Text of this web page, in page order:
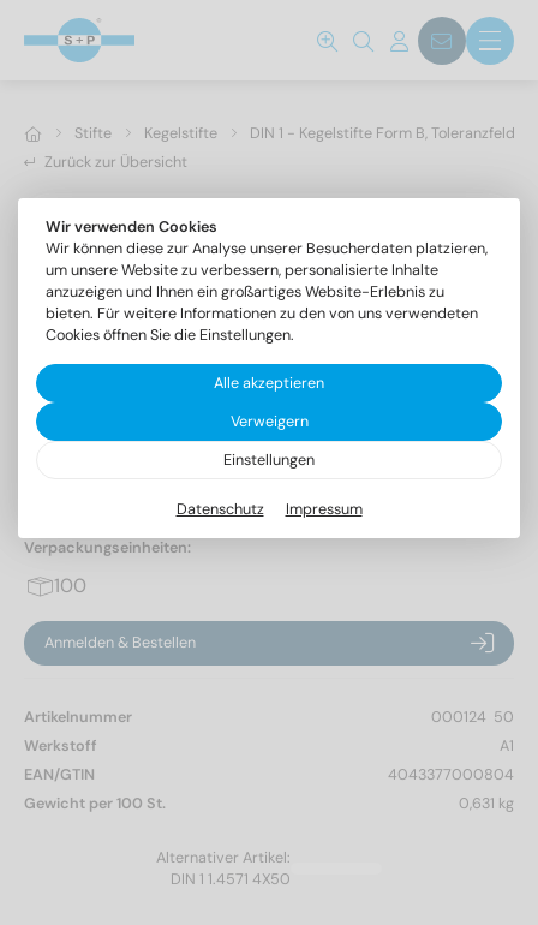
Stifte Kegelstifte
DIN 1 - Kegelstifte Form B, Toleranzfeld
Zurück zur Übersicht
Kegelstifte Form B, Toleranzfeld h10
Verpackungseinheiten:
100
Anmelden & Bestellen
Artikelnummer
000124  50
Werkstoff
A1
EAN/GTIN
4043377000804
Gewicht per 100 St.
0,631 kg
Alternativer Artikel:
DIN 1 1.4571 4X50
Wir verwenden Cookies
Wir können diese zur Analyse unserer Besucherdaten platzieren,
um unsere Website zu verbessern, personalisierte Inhalte
anzuzeigen und Ihnen ein großartiges Website-Erlebnis zu
bieten. Für weitere Informationen zu den von uns verwendeten
Cookies öffnen Sie die Einstellungen.
Alle akzeptieren
Verweigern
Einstellungen
Datenschutz Impressum